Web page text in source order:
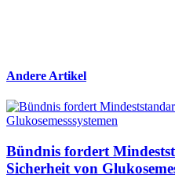
Andere Artikel
Bündnis fordert
Sicherheit von